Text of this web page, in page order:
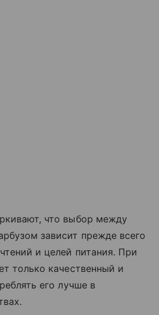
что выбор между
зависит прежде всего
и целей питания. При
только качественный и
его лучше в